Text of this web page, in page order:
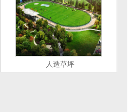
人造草坪